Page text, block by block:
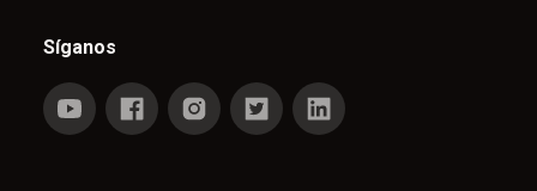
Síganos